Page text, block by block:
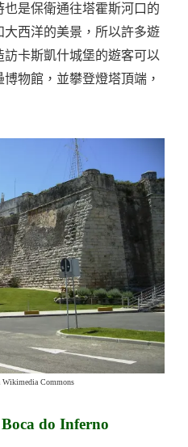
是保衛通往塔霍斯河口的
大西洋的美景，所以許多遊
卡斯凱什城堡的遊客可以
物館，並攀登燈塔頂端，
Commons
do Inferno